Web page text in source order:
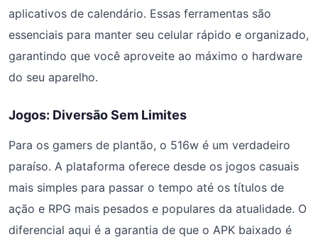
aplicativos de calendário. Essas ferramentas são
essenciais para manter seu celular rápido e organizado,
garantindo que você aproveite ao máximo o hardware
do seu aparelho.
Jogos: Diversão Sem Limites
Para os gamers de plantão, o 516w é um verdadeiro
paraíso. A plataforma oferece desde os jogos casuais
mais simples para passar o tempo até os títulos de
ação e RPG mais pesados e populares da atualidade. O
diferencial aqui é a garantia de que o APK baixado é